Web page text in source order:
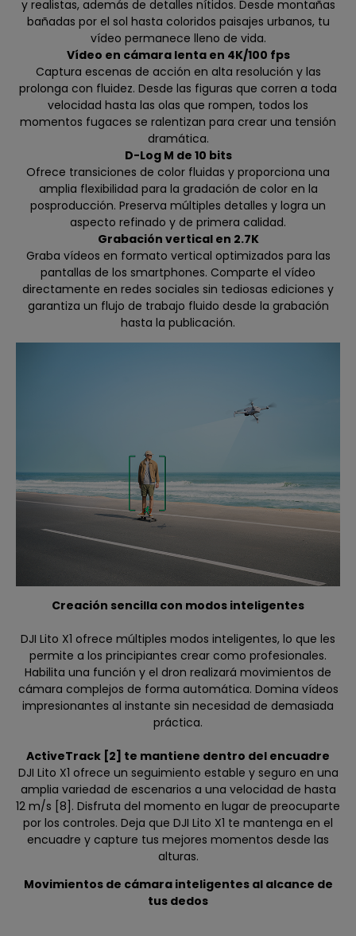
y realistas, además de detalles nítidos. Desde montañas
bañadas por el sol hasta coloridos paisajes urbanos, tu
vídeo permanece lleno de vida.
Vídeo en cámara lenta en 4K/100 fps
Captura escenas de acción en alta resolución y las
prolonga con fluidez. Desde las figuras que corren a toda
velocidad hasta las olas que rompen, todos los
momentos fugaces se ralentizan para crear una tensión
dramática.
D-Log M de 10 bits
Ofrece transiciones de color fluidas y proporciona una
amplia flexibilidad para la gradación de color en la
posproducción. Preserva múltiples detalles y logra un
aspecto refinado y de primera calidad.
Grabación vertical en 2.7K
Graba vídeos en formato vertical optimizados para las
pantallas de los smartphones. Comparte el vídeo
directamente en redes sociales sin tediosas ediciones y
garantiza un flujo de trabajo fluido desde la grabación
hasta la publicación.
Creación sencilla con modos inteligentes
DJI Lito X1 ofrece múltiples modos inteligentes, lo que les
permite a los principiantes crear como profesionales.
Habilita una función y el dron realizará movimientos de
cámara complejos de forma automática. Domina vídeos
impresionantes al instante sin necesidad de demasiada
práctica.
ActiveTrack [2] te mantiene dentro del encuadre
DJI Lito X1 ofrece un seguimiento estable y seguro en una
amplia variedad de escenarios a una velocidad de hasta
12 m/s [8]. Disfruta del momento en lugar de preocuparte
por los controles. Deja que DJI Lito X1 te mantenga en el
encuadre y capture tus mejores momentos desde las
alturas.
Movimientos de cámara inteligentes al alcance de
tus dedos